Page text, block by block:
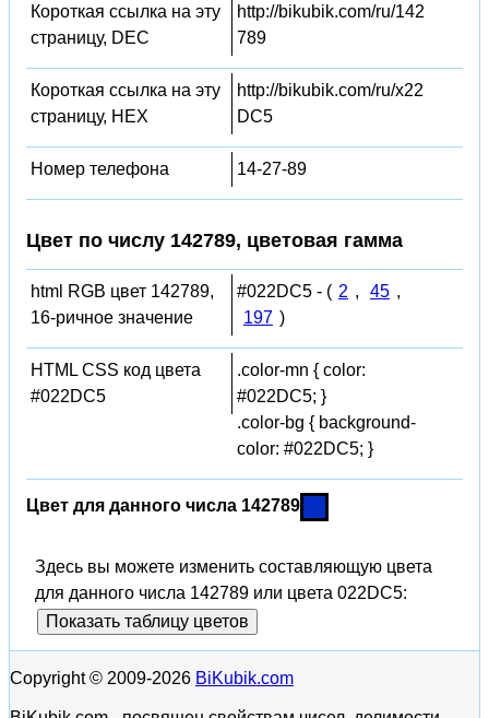
Короткая ссылка на эту
страницу, DEC
http://bikubik.com/ru/142
789
Короткая ссылка на эту
страницу, HEX
http://bikubik.com/ru/x22
DC5
Номер телефона 14-27-89
Цвет по числу 142789, цветовая гамма
html RGB цвет 142789,
16-ричное значение
#022DC5 - ( 2 , 45 ,
197 )
HTML CSS код цвета
#022DC5
.color-mn { color:
#022DC5; }
.color-bg { background-
color: #022DC5; }
Цвет для данного числа 142789
Здесь вы можете изменить составляющую цвета
для данного числа 142789 или цвета 022DC5:
Показать таблицу цветов
Copyright © 2009-2026 BiKubik.com